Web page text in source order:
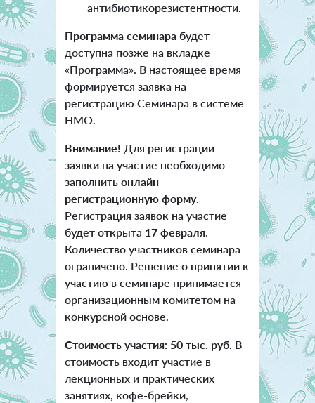
антибиотикорезистентности.
Программа семинарабудет
доступна позже на вкладке
«Программа». В настоящее время
формируется заявка на
регистрацию Семинара в системе
НМО.
Внимание! Для регистрации
заявки на участие необходимо
заполнить онлайн
регистрационную форму.
Регистрация заявок на участие
будет открыта 17 февраля.
Количество участников семинара
ограничено. Решение о принятии к
участию в семинаре принимается
организационным комитетом на
конкурсной основе.
Стоимость участия: 50 тыс. руб. В
стоимость входит участие в
лекционных и практических
занятиях, кофе-брейки,